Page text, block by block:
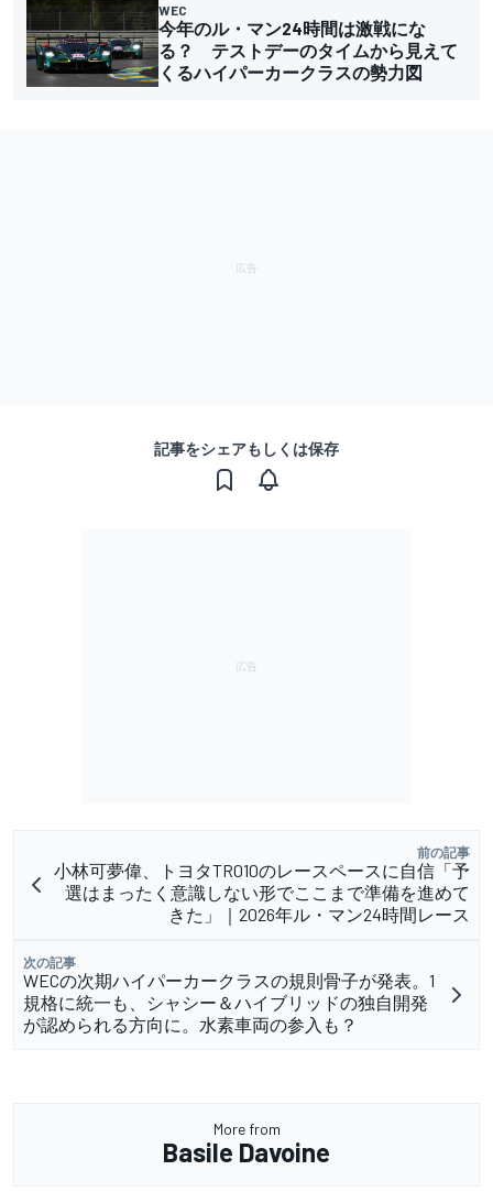
WEC
今年のル・マン24時間は激戦にな
る？ テストデーのタイムから見えて
くるハイパーカークラスの勢力図
記事をシェアもしくは保存
前の記事
小林可夢偉、トヨタTR010のレースペースに自信「予
選はまったく意識しない形でここまで準備を進めて
きた」｜2026年ル・マン24時間レース
次の記事
WECの次期ハイパーカークラスの規則骨子が発表。1
規格に統一も、シャシー＆ハイブリッドの独自開発
が認められる方向に。水素車両の参入も？
More from
Basile Davoine